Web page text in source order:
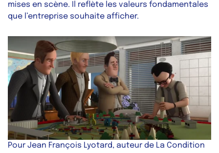
mises en scène. Il reflète les valeurs fondamentales
que l’entreprise souhaite afficher.
Pour Jean François Lyotard, auteur de La Condition